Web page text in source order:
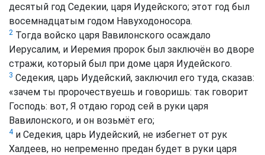
десятый год Седекии, царя Иудейского; этот год был
восемнадцатым годом Навуходоносора.
2 Тогда войско царя Вавилонского осаждало
Иерусалим, и Иеремия пророк был заключён во дворе
стражи, который был при доме царя Иудейского.
3 Седекия, царь Иудейский, заключил его туда, сказав:
«зачем ты пророчествуешь и говоришь: так говорит
Господь: вот, Я отдаю город сей в руки царя
Вавилонского, и он возьмёт его;
4и Седекия, царь Иудейский, не избегнет от рук
Халдеев, но непременно предан будет в руки царя